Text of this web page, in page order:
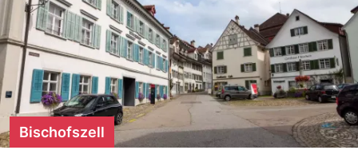
Bischofszell